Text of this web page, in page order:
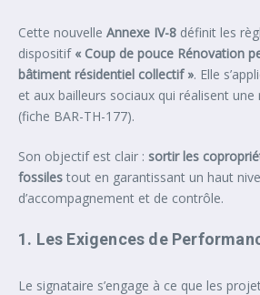
Cette nouvelle Annexe IV-8 définit les
dispositif « Coup de pouce Rénovation
bâtiment résidentiel collectif ». Elle
et aux bailleurs sociaux qui réalisent
(fiche BAR-TH-177).
Son objectif est clair : sortir les
fossiles tout en garantissant un haut
d’accompagnement et de contrôle.
1. Les Exigences de
Le signataire s’engage à ce que les